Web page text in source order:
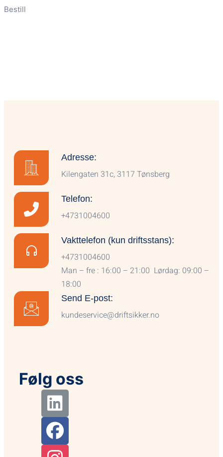
Bestill
Adresse:
Kilengaten 31c, 3117 Tønsberg
Telefon:
+4731004600
Vakttelefon (kun driftsstans):
+4731004600
Man – fre : 16:00 – 21:00 Lørdag: 09:00 –
18:00
Send E-post:
kundeservice@driftsikker.no
Følg oss